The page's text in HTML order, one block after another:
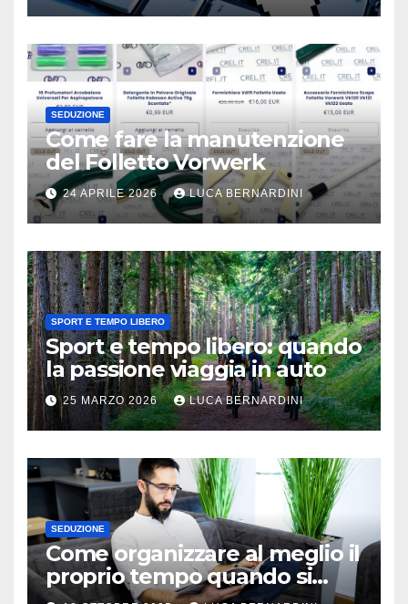
SEDUZIONE
Come fare la manutenzione
del Folletto Vorwerk
24 APRILE 2026 LUCA BERNARDINI
SPORT E TEMPO LIBERO
Sport e tempo libero: quando
la passione viaggia in auto
25 MARZO 2026 LUCA BERNARDINI
SEDUZIONE
Come organizzare al meglio il
proprio tempo quando si